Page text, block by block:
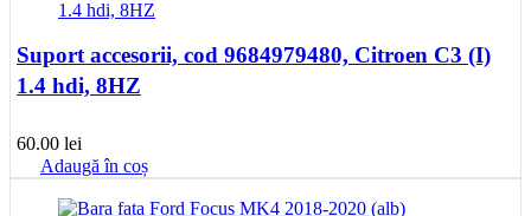
Suport accesorii, cod 9684979480, Citroen C3 (I)
1.4 hdi, 8HZ
60.00 lei
Adaugă în coș